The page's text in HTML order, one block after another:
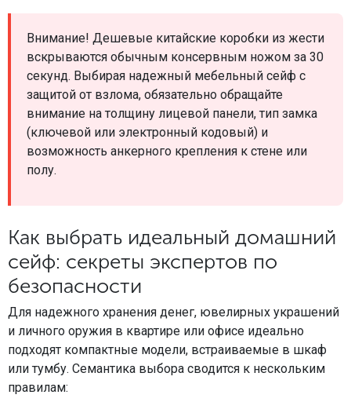
Внимание! Дешевые китайские коробки из жести
вскрываются обычным консервным ножом за 30
секунд. Выбирая надежный мебельный сейф с
защитой от взлома, обязательно обращайте
внимание на толщину лицевой панели, тип замка
(ключевой или электронный кодовый) и
возможность анкерного крепления к стене или
полу.
Как выбрать идеальный домашний
сейф: секреты экспертов по
безопасности
Для надежного хранения денег, ювелирных украшений
и личного оружия в квартире или офисе идеально
подходят компактные модели, встраиваемые в шкаф
или тумбу. Семантика выбора сводится к нескольким
правилам: